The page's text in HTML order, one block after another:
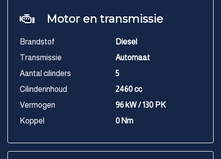
Motor en transmissie
Brandstof
Diesel
Transmissie
Automaat
Aantal cilinders
5
Cilinderinhoud
2460 cc
Vermogen
96 kW / 130 PK
Koppel
0 Nm